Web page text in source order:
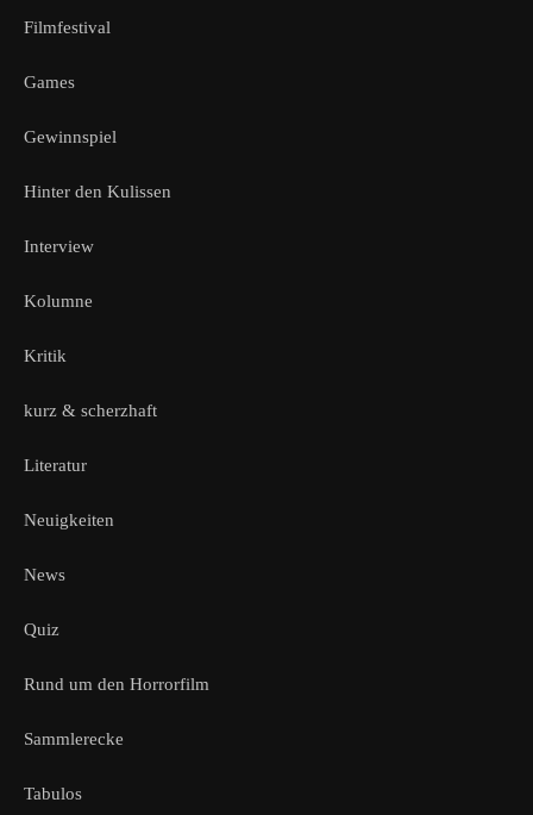
Filmfestival
Games
Gewinnspiel
Hinter den Kulissen
Interview
Kolumne
Kritik
kurz & scherzhaft
Literatur
Neuigkeiten
News
Quiz
Rund um den Horrorfilm
Sammlerecke
Tabulos